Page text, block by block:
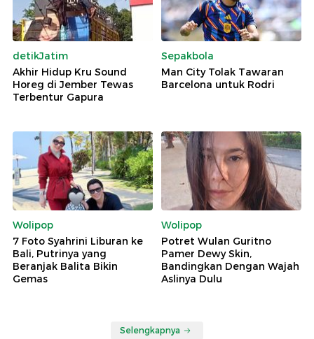
detikJatim
Akhir Hidup Kru Sound
Horeg di Jember Tewas
Terbentur Gapura
Sepakbola
Man City Tolak Tawaran
Barcelona untuk Rodri
Wolipop
7 Foto Syahrini Liburan ke
Bali, Putrinya yang
Beranjak Balita Bikin
Gemas
Wolipop
Potret Wulan Guritno
Pamer Dewy Skin,
Bandingkan Dengan Wajah
Aslinya Dulu
Selengkapnya